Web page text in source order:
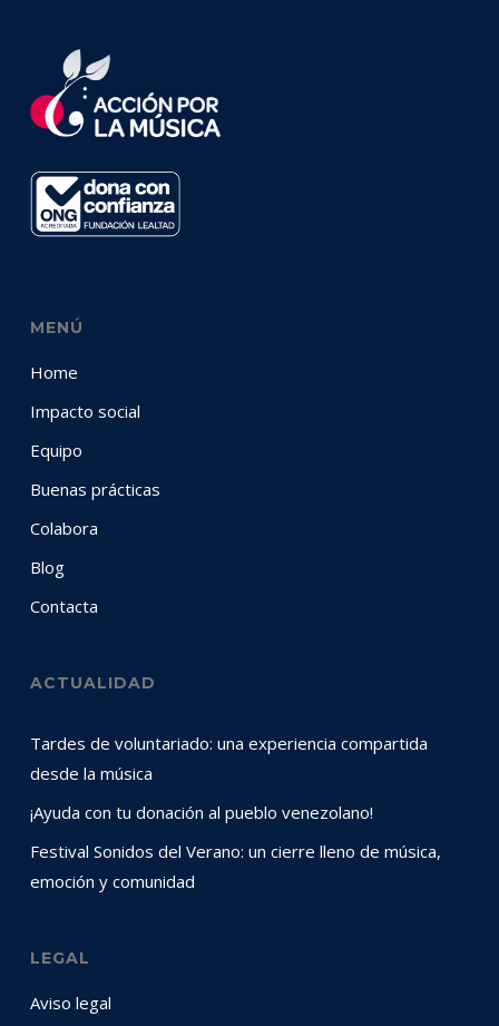
MENÚ
Home
Impacto social
Equipo
Buenas prácticas
Colabora
Blog
Contacta
ACTUALIDAD
Tardes de voluntariado: una experiencia compartida
desde la música
¡Ayuda con tu donación al pueblo venezolano!
Festival Sonidos del Verano: un cierre lleno de música,
emoción y comunidad
LEGAL
Aviso legal